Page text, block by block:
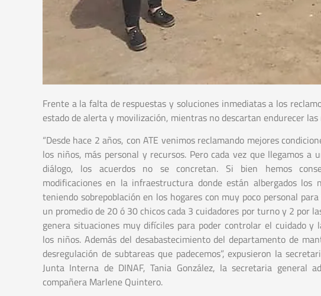
Frente a la falta de respuestas y soluciones inmediatas a los
estado de alerta y movilización, mientras no descartan endurecer
“Desde hace 2 años, con ATE venimos reclamando mejores
los niños, más personal y recursos. Pero cada vez que llegamos a
diálogo, los acuerdos no se concretan. Si bien hemos
modificaciones en la infraestructura donde están albergados los
teniendo sobrepoblación en los hogares con muy poco personal
un promedio de 20 ó 30 chicos cada 3 cuidadores por turno y 2 por
genera situaciones muy difíciles para poder controlar el cuidado y
los niños. Además del desabastecimiento del departamento de
desregulación de subtareas que padecemos”, expusieron la
Junta Interna de DINAF, Tania González, la secretaria general
compañera Marlene Quintero.